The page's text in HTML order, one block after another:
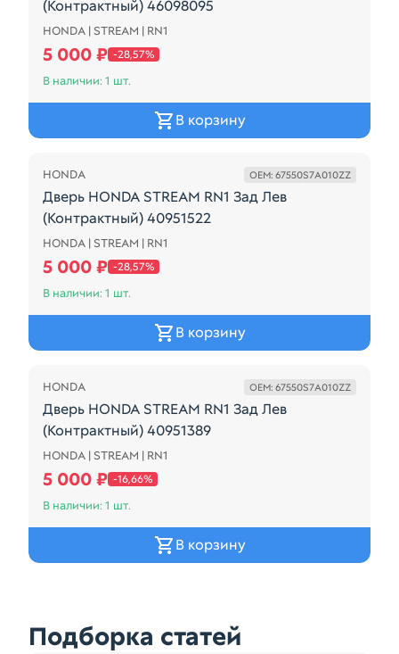
(Контрактный) 46098095
Дверь HONDA STREAM RN1 Перед Лев
HONDA | STREAM | RN1
5 000 ₽ -28,57%
В наличии: 1 шт.
В корзину
Распродажа
HONDA OEM: 67550S7A010ZZ
Дверь HONDA STREAM RN1 Зад Лев
(Контрактный) 40951522
Дверь HONDA STREAM RN1 Зад Лев (Контрактный)
HONDA | STREAM | RN1
5 000 ₽ -28,57%
В наличии: 1 шт.
В корзину
Распродажа
HONDA OEM: 67550S7A010ZZ
Дверь HONDA STREAM RN1 Зад Лев
(Контрактный) 40951389
Дверь HONDA STREAM RN1 Зад Лев (Контрактный)
HONDA | STREAM | RN1
5 000 ₽ -16,66%
В наличии: 1 шт.
В корзину
Подборка статей